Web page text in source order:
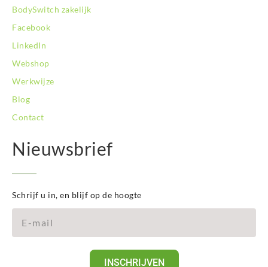
BodySwitch zakelijk
Facebook
LinkedIn
Webshop
Werkwijze
Blog
Contact
Nieuwsbrief
Schrijf u in, en blijf op de hoogte
INSCHRIJVEN